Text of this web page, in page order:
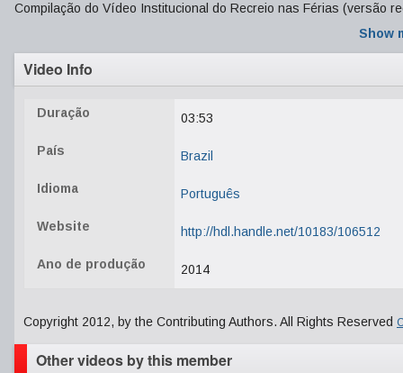
Compilação do Vídeo Institucional do Recreio nas Férias (versão
Show
Video Info
Duração 03:53
País Brazil
Idioma Português
Website http://hdl.handle.net/10183/106512
Ano de produção 2014
Copyright 2012, by the Contributing Authors. All Rights Reserved
Other videos by this member